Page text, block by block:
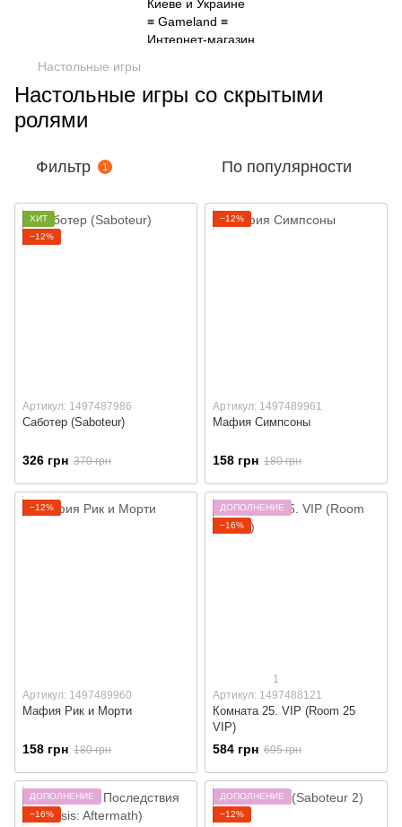
Настольные игры
Настольные игры со скрытыми
ролями
Фильтр 1 По популярности
ХИТ
−12%
Артикул: 1497487986
Саботер (Saboteur)
326 грн 370 грн
−12%
Артикул: 1497489961
Мафия Симпсоны
158 грн 180 грн
−12%
Артикул: 1497489960
Мафия Рик и Морти
158 грн 180 грн
ДОПОЛНЕНИЕ
−16%
1
Артикул: 1497488121
Комната 25. VIP (Room 25
VIP)
584 грн 695 грн
ДОПОЛНЕНИЕ
−16%
ДОПОЛНЕНИЕ
−12%